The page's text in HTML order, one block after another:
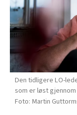
Den tidligere LO-
som er løst
Martin